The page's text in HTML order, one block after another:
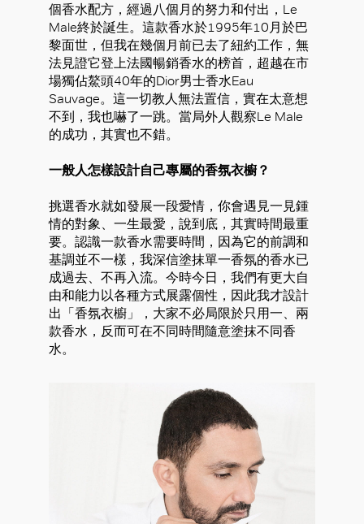
個香水配方，經過八個月的努力和付出，Le
Male終於誕生。這款香水於1995年10月於巴
黎面世，但我在幾個月前已去了紐約工作，無
法見證它登上法國暢銷香水的榜首，超越在市
場獨佔鰲頭40年的Dior男士香水Eau
Sauvage。這一切教人無法置信，實在太意想
不到，我也嚇了一跳。當局外人觀察Le Male
的成功，其實也不錯。
一般人怎樣設計自己專屬的香氛衣櫥？
挑選香水就如發展一段愛情，你會遇見一見鍾
情的對象、一生最愛，說到底，其實時間最重
要。認識一款香水需要時間，因為它的前調和
基調並不一樣，我深信塗抹單一香氛的香水已
成過去、不再入流。今時今日，我們有更大自
由和能力以各種方式展露個性，因此我才設計
出「香氛衣櫥」，大家不必局限於只用一、兩
款香水，反而可在不同時間隨意塗抹不同香
水。
好